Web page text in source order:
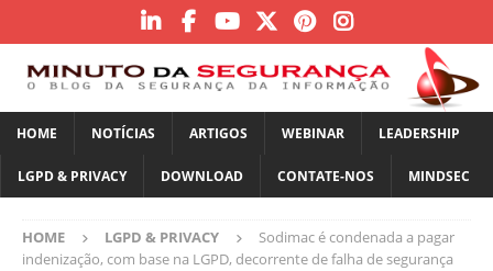
HOME NOTÍCIAS ARTIGOS WEBINAR LEADERSHIP
LGPD & PRIVACY DOWNLOAD CONTATE-NOS MINDSEC
HOME LGPD & PRIVACY
Sodimac é condenada a pagar
indenização, com base na LGPD, decorrente de falha de segurança